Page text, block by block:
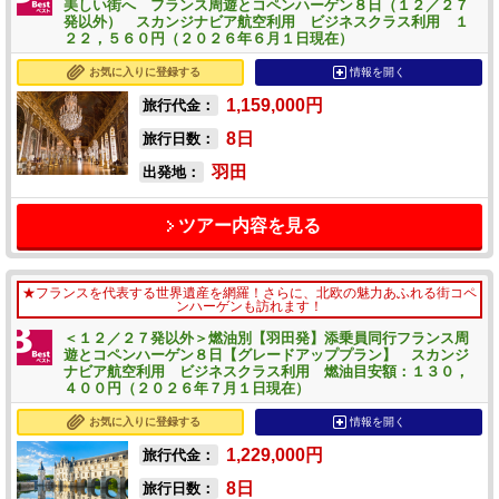
美しい街へ フランス周遊とコペンハーゲン８日（１２／２７
発以外） スカンジナビア航空利用 ビジネスクラス利用 １
２２，５６０円（２０２６年６月１日現在）
お気に入りに登録する 情報を開く
旅行代金： 1,159,000円
旅行日数： 8 日
出発地： 羽田
ツアー内容を見る
★フランスを代表する世界遺産を網羅！さらに、北欧の魅力あふれる街コペ
ンハーゲンも訪れます！
＜１２／２７発以外＞燃油別【羽田発】添乗員同行フランス周
遊とコペンハーゲン８日【グレードアッププラン】 スカンジ
ナビア航空利用 ビジネスクラス利用 燃油目安額：１３０，
４００円（２０２６年７月１日現在）
お気に入りに登録する 情報を開く
旅行代金： 1,229,000円
旅行日数： 8 日